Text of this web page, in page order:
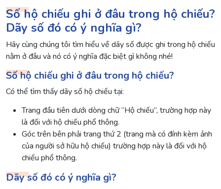
Số hộ chiếu ghi ở đâu trong hộ chiếu?
Dãy số đó có ý nghĩa gì?
Hãy cùng chúng tôi tìm hiểu về dãy số được ghi trong hộ chiếu
nằm ở đâu và nó có ý nghĩa đặc biệt gì không nhé!
Số hộ chiếu ghi ở đâu trong hộ chiếu?
Có thể tìm thấy dãy số hộ chiếu tại:
Trang đầu tiên dưới dòng chữ “Hộ chiếu”, trường hợp này
là đối với hộ chiếu phổ thông.
Góc trên bên phải trang thứ 2 (trang mà có đính kèm ảnh
của người sở hữu hộ chiếu) trường hợp này là đối với hộ
chiếu phổ thông.
Dãy số đó có ý nghĩa gì?